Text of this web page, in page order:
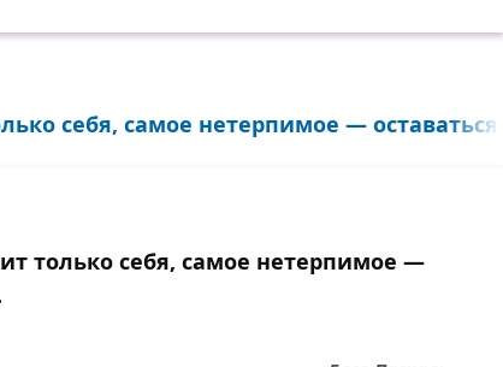
себя, самое нетерпимое — оставаться...
только себя, самое нетерпимое —